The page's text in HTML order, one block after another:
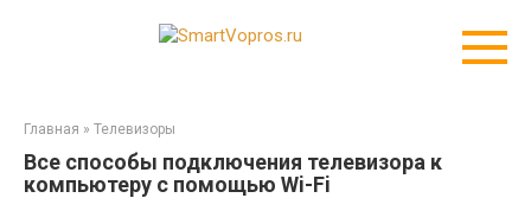
Главная » Телевизоры
Все способы подключения телевизора к
компьютеру с помощью Wi-Fi